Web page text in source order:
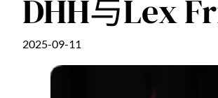
DHH与Lex
2025-09-11